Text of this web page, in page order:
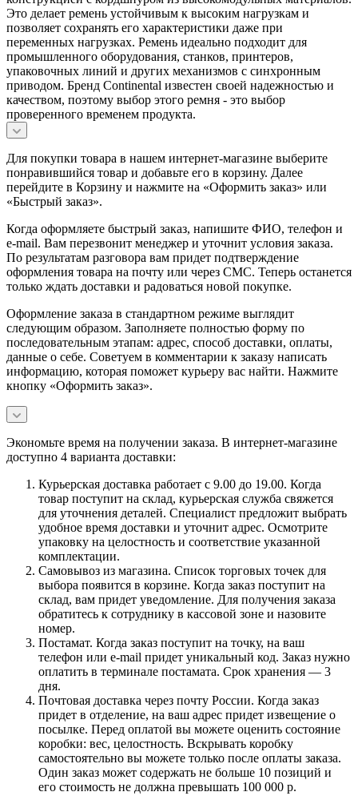
Это делает ремень устойчивым к высоким нагрузкам и
позволяет сохранять его характеристики даже при
переменных нагрузках. Ремень идеально подходит для
промышленного оборудования, станков, принтеров,
упаковочных линий и других механизмов с синхронным
приводом. Бренд Continental известен своей надежностью и
качеством, поэтому выбор этого ремня - это выбор
проверенного временем продукта.
Для покупки товара в нашем интернет-магазине выберите
понравившийся товар и добавьте его в корзину. Далее
перейдите в Корзину и нажмите на «Оформить заказ» или
«Быстрый заказ».
Когда оформляете быстрый заказ, напишите ФИО, телефон и
e-mail. Вам перезвонит менеджер и уточнит условия заказа.
По результатам разговора вам придет подтверждение
оформления товара на почту или через СМС. Теперь останется
только ждать доставки и радоваться новой покупке.
Оформление заказа в стандартном режиме выглядит
следующим образом. Заполняете полностью форму по
последовательным этапам: адрес, способ доставки, оплаты,
данные о себе. Советуем в комментарии к заказу написать
информацию, которая поможет курьеру вас найти. Нажмите
кнопку «Оформить заказ».
Экономьте время на получении заказа. В интернет-магазине
доступно 4 варианта доставки:
Курьерская доставка работает с 9.00 до 19.00. Когда
товар поступит на склад, курьерская служба свяжется
для уточнения деталей. Специалист предложит выбрать
удобное время доставки и уточнит адрес. Осмотрите
упаковку на целостность и соответствие указанной
комплектации.
Самовывоз из магазина. Список торговых точек для
выбора появится в корзине. Когда заказ поступит на
склад, вам придет уведомление. Для получения заказа
обратитесь к сотруднику в кассовой зоне и назовите
номер.
Постамат. Когда заказ поступит на точку, на ваш
телефон или e-mail придет уникальный код. Заказ нужно
оплатить в терминале постамата. Срок хранения — 3
дня.
Почтовая доставка через почту России. Когда заказ
придет в отделение, на ваш адрес придет извещение о
посылке. Перед оплатой вы можете оценить состояние
коробки: вес, целостность. Вскрывать коробку
самостоятельно вы можете только после оплаты заказа.
Один заказ может содержать не больше 10 позиций и
его стоимость не должна превышать 100 000 р.